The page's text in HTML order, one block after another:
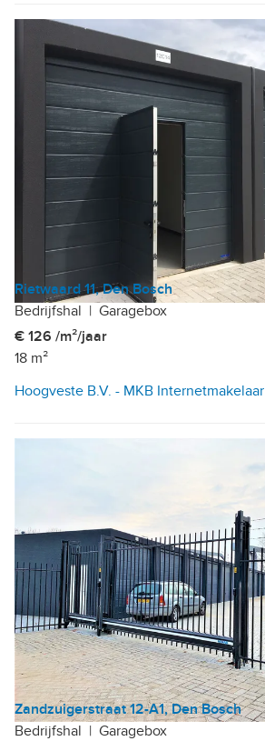
Rietwaard 11, Den Bosch
Bedrijfshal | Garagebox
€ 126 /m²/jaar
18 m²
Hoogveste B.V. - MKB Internetmakelaar
Zandzuigerstraat 12-A1, Den Bosch
Bedrijfshal | Garagebox